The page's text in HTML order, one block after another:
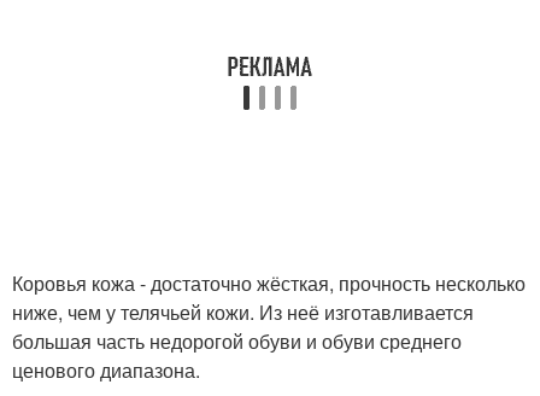
Коровья кожа - достаточно жёсткая, прочность несколько
ниже, чем у телячьей кожи. Из неё изготавливается
большая часть недорогой обуви и обуви среднего
ценового диапазона.